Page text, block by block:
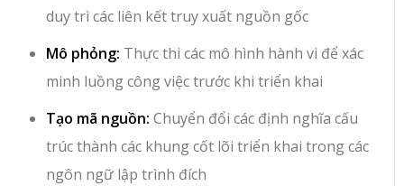
duy trì các liên kết truy xuất nguồn gốc
Mô phỏng: Thực thi các mô hình hành vi để xác
minh luồng công việc trước khi triển khai
Tạo mã nguồn: Chuyển đổi các định nghĩa cấu
trúc thành các khung cốt lõi triển khai trong các
ngôn ngữ lập trình đích